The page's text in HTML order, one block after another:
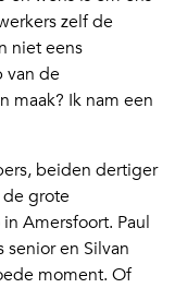
zelf de
niet eens
van de
maak? Ik nam een
beiden dertiger
de grote
Amersfoort. Paul
senior en Silvan
moment. Of